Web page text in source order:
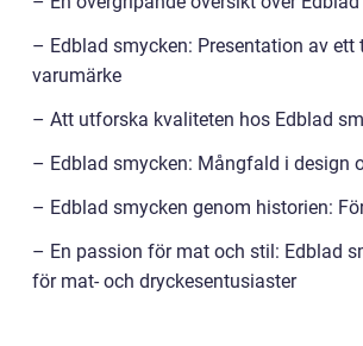
– Edblad smycken: Presentation av ett
varumärke
– Att utforska kvaliteten hos Edblad
– Edblad smycken: Mångfald i design
– Edblad smycken genom historien:
– En passion för mat och stil: Edblad
för mat- och dryckesentusiaster